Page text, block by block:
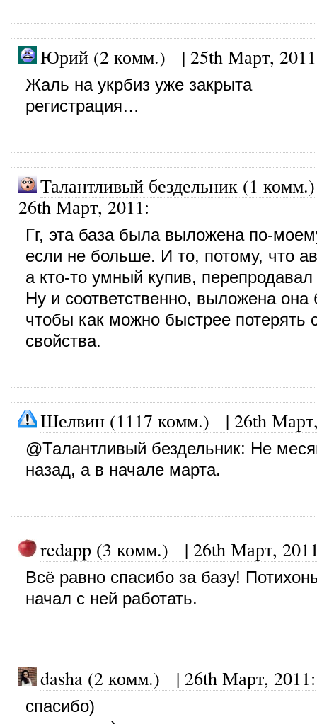
Юрий (2 комм.) | 25th Март, 2011
Жаль на укрбиз уже закрыта
регистрация…
Талантливый бездельник (1 комм.)
26th Март, 2011:
Гг, эта база была выложена по-
если не больше. И то, потому, что
а кто-то умный купив, перепродавал
Ну и соответственно, выложена она
чтобы как можно быстрее потерять
свойства.
Шелвин (1117 комм.) | 26th
@Талантливый бездельник: Не
назад, а в начале марта.
redapp (3 комм.) | 26th Март,
Всё равно спасибо за базу!
начал с ней работать.
dasha (2 комм.) | 26th Март, 2011:
спасибо)